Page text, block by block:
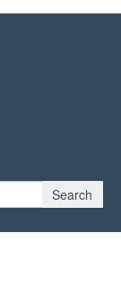
Search